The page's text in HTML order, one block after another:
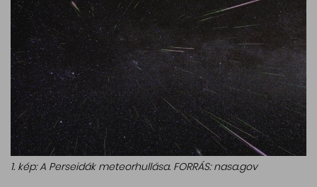
1. kép: A Perseidák meteorhullása. FORRÁS: nasa.gov